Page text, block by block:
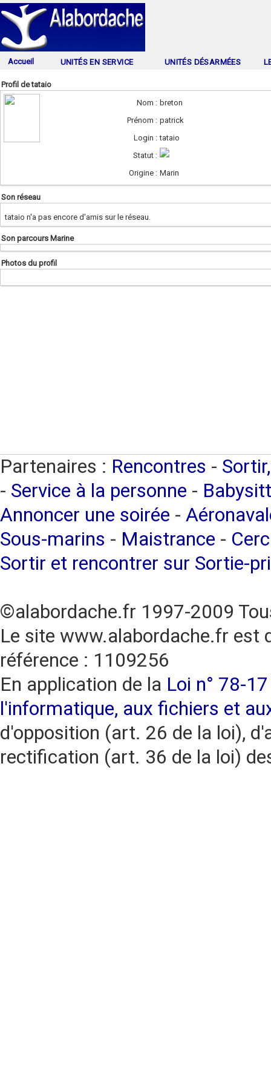
Accueil UNITÉS EN SERVICE UNITÉS DÉSARMÉES
Profil de tataio
Nom : breton
Prénom : patrick
Login : tataio
Statut :
Origine : Marin
Son réseau
tataio n'a pas encore d'amis sur le réseau.
Son parcours Marine
Photos du profil
Partenaires : Rencontres -
- Service à la personne -
Annoncer une soirée -
Sous-marins - Maistrance -
Sortir et rencontrer sur Sortie-
©alabordache.fr 1997-2009
Le site www.alabordache.fr est
référence : 1109256
En application de la Loi n° 78-
l'informatique, aux fichiers et
d'opposition (art. 26 de la loi),
rectification (art. 36 de la loi)